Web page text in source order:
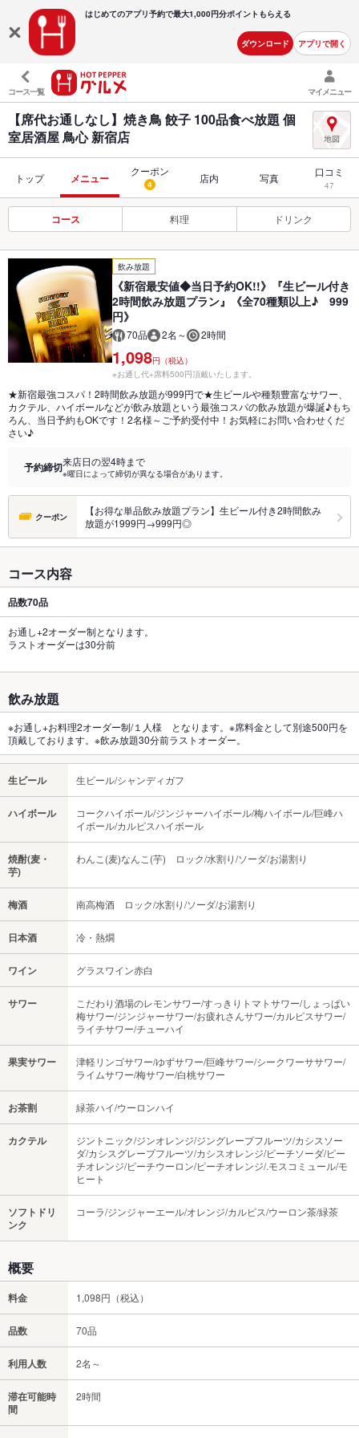
はじめてのアプリ予約で最大1,000円分ポイントもらえる
ダウンロード アプリで開く
コース一覧 マイメニュー
【席代お通しなし】焼き鳥 餃子 100品食べ放題 個
室居酒屋 鳥心 新宿店
トップ メニュー
クーポン
4 店内 写真 口コミ
47
コース 料理 ドリンク
飲み放題
《新宿最安値◆当日予約OK!!》『生ビール付き
2時間飲み放題プラン』《全70種類以上♪ 999
円》
70品 2名～ 2時間
1,098円（税込）
※お通し代+席料500円頂戴いたします。
★新宿最強コスパ！2時間飲み放題が999円で★生ビールや種類豊富なサワー、
カクテル、ハイボールなどが飲み放題という最強コスパの飲み放題が爆誕♪もち
ろん、当日予約もOKです！2名様～ご予約受付中！お気軽にお問い合わせくだ
さい♪
予約締切来店日の翌4時まで
※曜日によって締切が異なる場合があります。
クーポン
【お得な単品飲み放題プラン】生ビール付き2時間飲み
放題が1999円→999円◎
コース内容
品数70品
お通し+2オーダー制となります。
ラストオーダーは30分前
飲み放題
※お通し+お料理2オーダー制/１人様 となります。※席料金として別途500円を
頂戴しております。※飲み放題30分前ラストオーダー。
生ビール 生ビール/シャンディガフ
ハイボール
コークハイボール/ジンジャーハイボール/梅ハイボール/巨峰ハ
イボール/カルピスハイボール
焼酎(麦・
芋)
わんこ(麦)なんこ(芋) ロック/水割り/ソーダ/お湯割り
梅酒 南高梅酒 ロック/水割り/ソーダ/お湯割り
日本酒 冷・熱燗
ワイン グラスワイン赤白
サワー
こだわり酒場のレモンサワー/すっきりトマトサワー/しょっぱい
梅サワー/ジンジャーサワー/お疲れさんサワー/カルピスサワー/
ライチサワー/チューハイ
果実サワー
津軽リンゴサワー/ゆずサワー/巨峰サワー/シークワーササワー/
ライムサワー/梅サワー/白桃サワー
お茶割 緑茶ハイ/ウーロンハイ
カクテル
ジントニック/ジンオレンジ/ジングレープフルーツ/カシスソー
ダ/カシスグレープフルーツ/カシスオレンジ/ピーチソーダ/ピー
チオレンジ/ピーチウーロン/ピーチオレンジ/.モスコミュール/モ
ヒート
ソフトドリ
ンク
コーラ/ジンジャーエール/オレンジ/カルピス/ウーロン茶/緑茶
概要
料金 1,098円（税込）
品数 70品
利用人数 2名～
滞在可能時
間
2時間